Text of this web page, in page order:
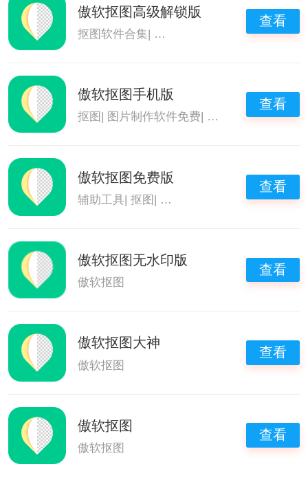
傲软抠图高级解锁版
抠图软件合集| 抠图换背景软件 免费的抠图
查看
傲软抠图手机版
抠图 图片制作软件免费 傲软抠图
查看
傲软抠图免费版
辅助工具|抠图 | 图片制作软件免费|傲软抠图
查看
傲软抠图无水印版
傲软抠图
查看
傲软抠图大神
傲软抠图
查看
傲软抠图
傲软抠图
查看